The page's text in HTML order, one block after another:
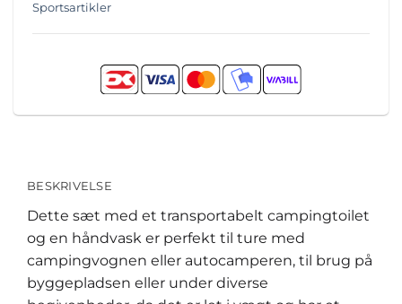
Sportsartikler
BESKRIVELSE
Dette sæt med et transportabelt campingtoilet
og en håndvask er perfekt til ture med
campingvognen eller autocamperen, til brug på
byggepladsen eller under diverse